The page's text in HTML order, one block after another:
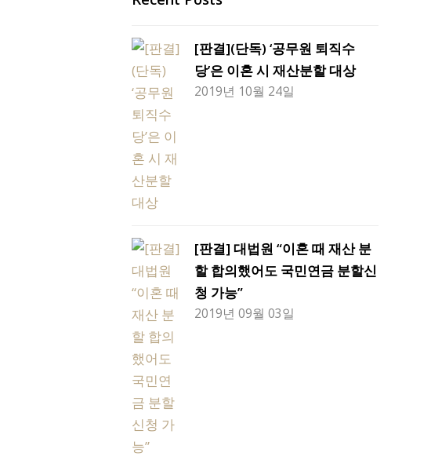
[판결](단독) ‘공무원 퇴직수
당’은 이혼 시 재산분할 대상
2019년 10월 24일
[판결] 대법원 “이혼 때 재산 분
할 합의했어도 국민연금 분할신
청 가능”
2019년 09월 03일